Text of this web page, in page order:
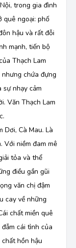
trong gia đình
quê ngoại: phố
hậu và rất đỗi
mạnh, tiến bộ
Thạch Lam
chứa đựng
nhạy cảm
Văn Thạch Lam
Dơi, Cà Mau. Là
Với niềm đam mê
tỏa và thể
điều gần gũi
văn chị đậm
cay về những
chất miền quê
cái tình của
hồn hậu